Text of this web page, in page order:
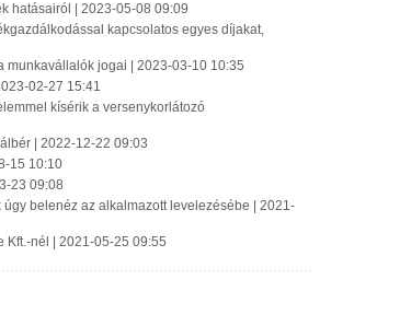
hatásairól | 2023-05-08 09:09
kapcsolatos egyes díjakat,
munkavállalók jogai | 2023-03-10 10:35
02-27 15:41
kísérik a versenykorlátozó
| 2022-12-22 09:03
15 10:10
23 09:08
belenéz az alkalmazott levelezésébe | 2021-
Kft.-nél | 2021-05-25 09:55